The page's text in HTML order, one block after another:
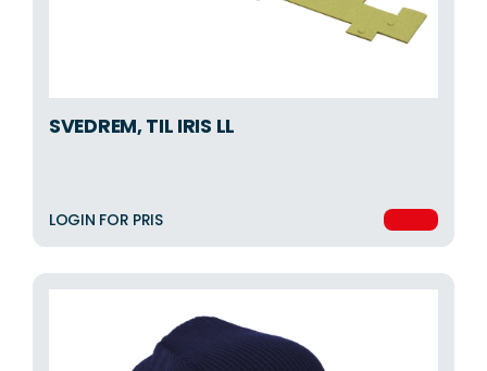
SVEDREM, TIL IRIS LL
LOGIN FOR PRIS